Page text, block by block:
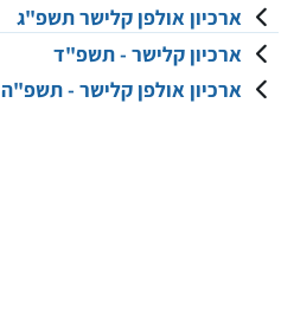
ארכיון אולפן קלישר תשפ"ג
ארכיון קלישר - תשפ"ד
ארכיון אולפן קלישר - תשפ"ה